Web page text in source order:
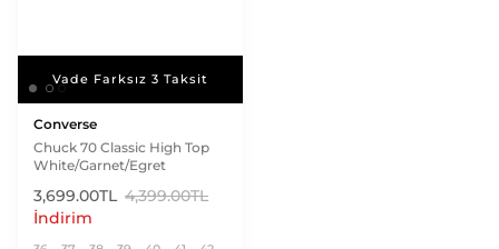
Vade Farksız 3 Taksit
Vade Farksız 3 Taksit
Converse
Chuck 70 Classic High Top
White/Garnet/Egret
3,699.00TL 4,399.00TL
İndirim